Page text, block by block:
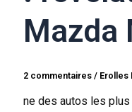
Mazda
2 commentaires / Erolles
ne des autos les